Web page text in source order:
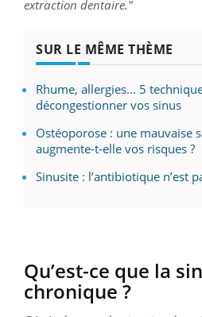
extraction dentaire."
SUR LE MÊME THÈME
Rhume, allergies... 5
décongestionner vos sinus
Ostéoporose : une mauvaise
augmente-t-elle vos risques ?
Sinusite : l’antibiotique n’est
Qu’est-ce que la
chronique ?